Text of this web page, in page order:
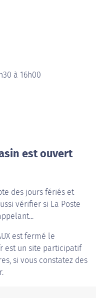
à 16h00
est ouvert
des jours fériés et
vérifier si La Poste
est fermé le
est un site participatif
si vous constatez des